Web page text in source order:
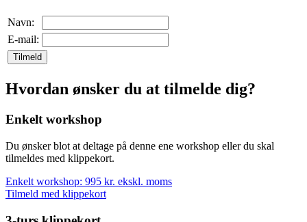
Navn:
E-mail:
Tilmeld
Hvordan ønsker du at tilmelde dig?
Enkelt workshop
Du ønsker blot at deltage på denne ene workshop eller du skal
tilmeldes med klippekort.
Enkelt workshop: 995 kr. ekskl. moms
Tilmeld med klippekort